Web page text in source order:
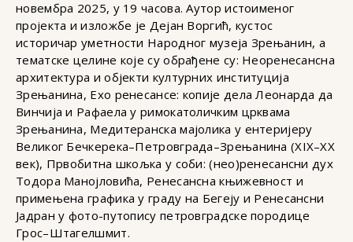
новембра 2025, у 19 часова. Аутор истоименог
пројекта и изложбе је Дејан Воргић, кустос
историчар уметности Народног музеја Зрењанин, а
тематске целине које су обрађене су: Неоренесансна
архитектура и објекти културних институција
Зрењанина, Ехо ренесансе: копије дела Леонарда да
Винчија и Рафаела у римокатоличким црквама
Зрењанина, Медитеранска мајолика у ентеријеру
Великог Бечкерека–Петровграда–Зрењанина (XIX–XX
век), Првобитна шкољка у соби: (нео)ренесансни дух
Тодора Манојловића, Ренесансна књижевност и
примењена графика у граду на Бегеју и Ренесансни
Јадран у фото-путопису петровградске породице
Грос–Штагелшмит.